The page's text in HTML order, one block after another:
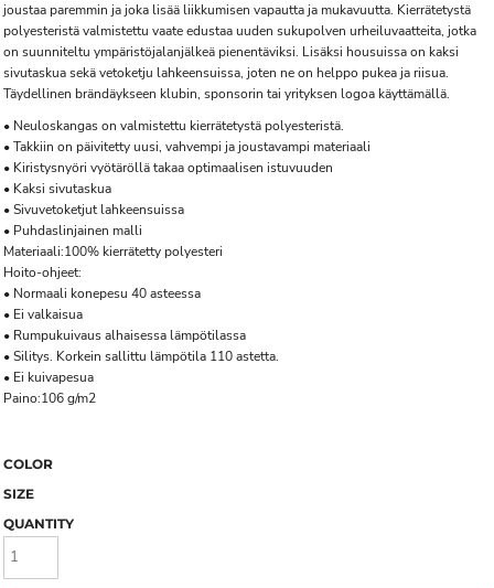
joustaa paremmin ja joka lisää liikkumisen vapautta ja mukavuutta. Kierrätetystä
polyesteristä valmistettu vaate edustaa uuden sukupolven urheiluvaatteita, jotka
on suunniteltu ympäristöjalanjälkeä pienentäviksi. Lisäksi housuissa on kaksi
sivutaskua sekä vetoketju lahkeensuissa, joten ne on helppo pukea ja riisua.
Täydellinen brändäykseen klubin, sponsorin tai yrityksen logoa käyttämällä.
• Neuloskangas on valmistettu kierrätetystä polyesteristä.
• Takkiin on päivitetty uusi, vahvempi ja joustavampi materiaali
• Kiristysnyöri vyötäröllä takaa optimaalisen istuvuuden
• Kaksi sivutaskua
• Sivuvetoketjut lahkeensuissa
• Puhdaslinjainen malli
Materiaali:100% kierrätetty polyesteri
Hoito-ohjeet:
• Normaali konepesu 40 asteessa
• Ei valkaisua
• Rumpukuivaus alhaisessa lämpötilassa
• Silitys. Korkein sallittu lämpötila 110 astetta.
• Ei kuivapesua
Paino:106 g/m2
COLOR
SIZE
QUANTITY